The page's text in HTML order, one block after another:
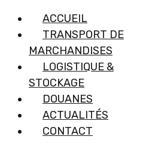
Nouveau site
Internet
ACCUEIL
TRANSPORT DE
MARCHANDISES
LOGISTIQUE &
STOCKAGE
DOUANES
ACTUALITÉS
CONTACT